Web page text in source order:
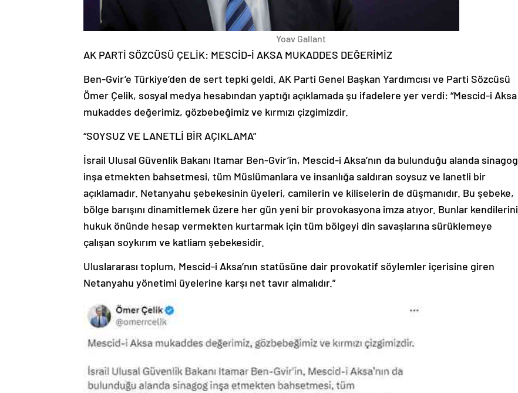
Yoav Gallant
AK PARTİ SÖZCÜSÜ ÇELİK: MESCİD-İ AKSA MUKADDES DEĞERİMİZ
Ben-Gvir’e Türkiye’den de sert tepki geldi. AK Parti Genel Başkan Yardımcısı ve Parti Sözcüsü
Ömer Çelik, sosyal medya hesabından yaptığı açıklamada şu ifadelere yer verdi: “Mescid-i Aksa
mukaddes değerimiz, gözbebeğimiz ve kırmızı çizgimizdir.
“SOYSUZ VE LANETLİ BİR AÇIKLAMA”
İsrail Ulusal Güvenlik Bakanı Itamar Ben-Gvir’in, Mescid-i Aksa’nın da bulunduğu alanda sinagog
inşa etmekten bahsetmesi, tüm Müslümanlara ve insanlığa saldıran soysuz ve lanetli bir
açıklamadır. Netanyahu şebekesinin üyeleri, camilerin ve kiliselerin de düşmanıdır. Bu şebeke,
bölge barışını dinamitlemek üzere her gün yeni bir provokasyona imza atıyor. Bunlar kendilerini
hukuk önünde hesap vermekten kurtarmak için tüm bölgeyi din savaşlarına sürüklemeye
çalışan soykırım ve katliam şebekesidir.
Uluslararası toplum, Mescid-i Aksa’nın statüsüne dair provokatif söylemler içerisine giren
Netanyahu yönetimi üyelerine karşı net tavır almalıdır.”